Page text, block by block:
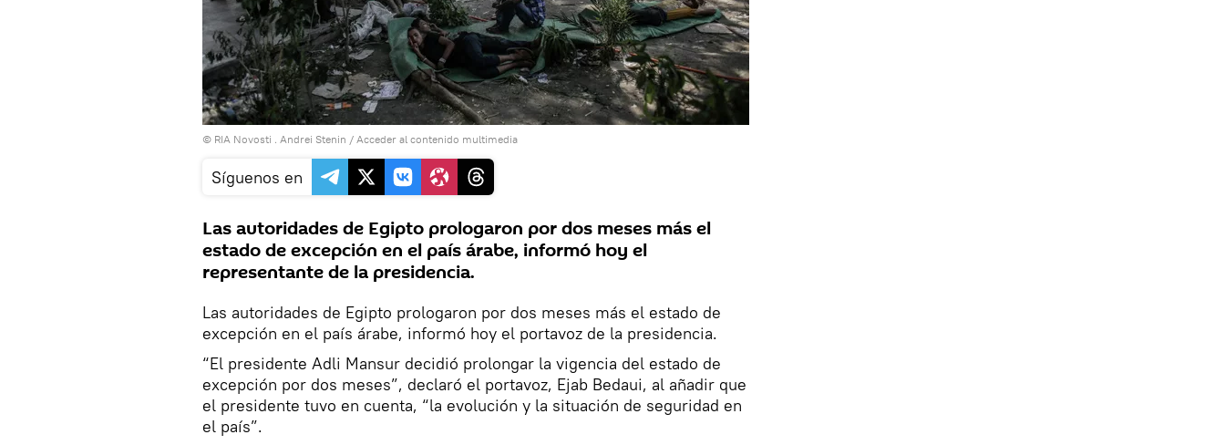
© RIA Novosti . Andrei Stenin / Acceder al contenido multimedia
Síguenos en
Las autoridades de Egipto prologaron por dos meses más el
estado de excepción en el país árabe, informó hoy el
representante de la presidencia.
Las autoridades de Egipto prologaron por dos meses más el estado de
excepción en el país árabe, informó hoy el portavoz de la presidencia.
“El presidente Adli Mansur decidió prolongar la vigencia del estado de
excepción por dos meses”, declaró el portavoz, Ejab Bedaui, al añadir que
el presidente tuvo en cuenta, “la evolución y la situación de seguridad en
el país”.